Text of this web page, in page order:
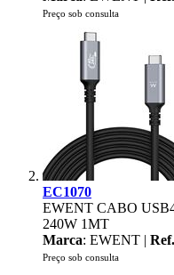
Preço sob consulta
EC1070
EWENT CABO
240W 1MT
Marca: EWENT |
Preço sob consulta